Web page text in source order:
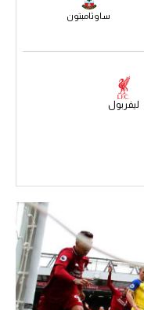
ساوثامبتون
ليفربول